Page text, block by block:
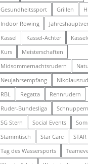
Gesundheitssport
Grillen
Indoor Rowing
Kassel
Kassel-Achter
Kurs
Meisterschaften
Midsommernachtsrudern
Neujahrsempfang
RBL
Regatta
Rennrudern
Ruder-Bundesliga
SG Stern
Social Events
Stammtisch
Star Care
Tag des Wassersports